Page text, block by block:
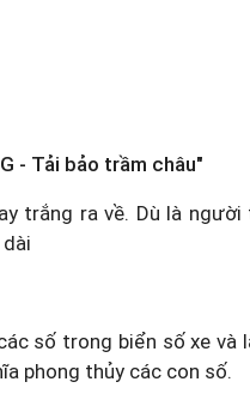
- Tải bảo trầm châu"
trắng ra về. Dù là
số trong biển số xe và
phong thủy các con số.